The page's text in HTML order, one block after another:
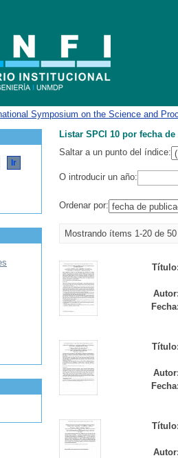
Symposium on the Science and
Listar SPCI 10 por fecha
Saltar a un punto del índice:
O introducir un año:
Ordenar por:
Mostrando ítems 1-20 de 50